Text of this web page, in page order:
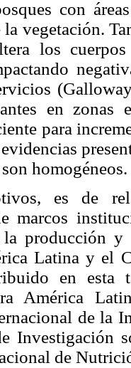
con
la vegetación.
los
en zonas
para
homogéneos.
es de
marcos
la producción
Latina y el
en
América
de la
Investigación
de